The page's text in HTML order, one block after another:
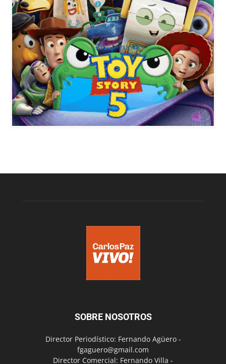
SOBRE NOSOTROS
Director Periodístico: Fernando Agüero -
fgaguero@gmail.com
Director Comercial: Fernando Villa -